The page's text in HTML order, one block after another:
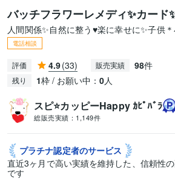
バッチフラワーレメディ✨カード
人間関係✨自然に整う♥️楽に幸せに✨子供
電話相談
評価 4.9(33) 販売実績 98件
残り 1枠 / お願い中： 0人
スピ⭐️カッピーHappy ｶﾋﾟﾊﾞﾗ
総販売実績： 1,149件
プラチナ認定者のサービス
直近3ヶ月で高い実績を維持した、信頼性
です